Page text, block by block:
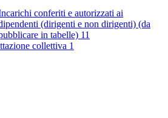
conferiti e autorizzati ai
(dirigenti e non dirigenti) (da
in tabelle) 11
collettiva 1